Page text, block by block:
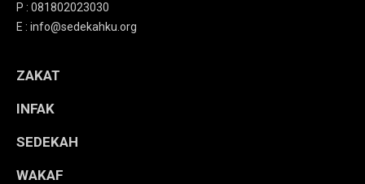
P : 081802023030
E : info@sedekahku.org
ZAKAT
INFAK
SEDEKAH
WAKAF